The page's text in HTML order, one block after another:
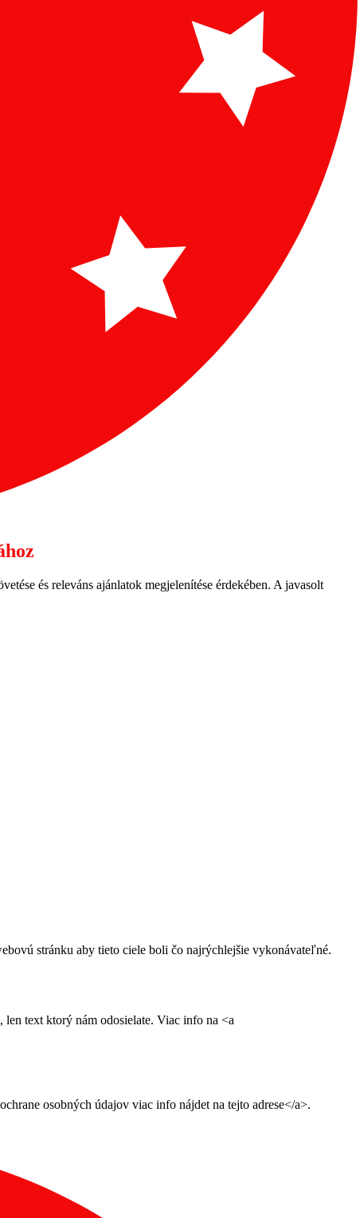
és releváns ajánlatok megjelenítése érdekében. A javasolt
stránku aby tieto ciele boli čo najrýchlejšie vykonávateľné.
text ktorý nám odosielate. Viac info na <a
osobných údajov viac info nájdet na tejto adrese</a>.